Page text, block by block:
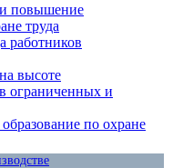
и повышение
труда
работников
высоте
ограниченных и
по охране